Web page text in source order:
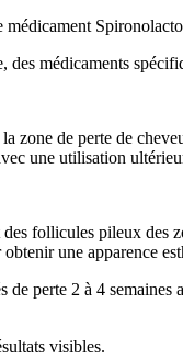
médicaments
zone de perte de
une utilisation
follicules pileux des
une apparence
perte 2 à 4
visibles.